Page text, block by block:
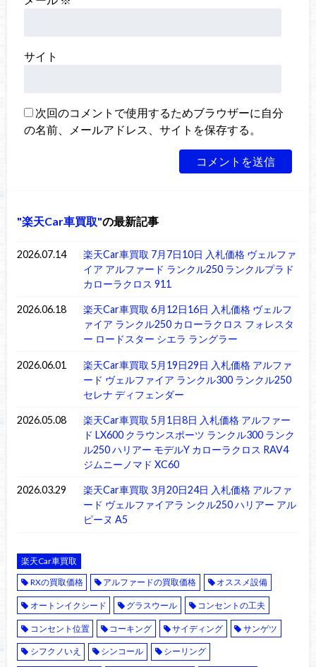
サイト
次回のコメントで使用するためブラウザーに自分
の名前、メールアドレス、サイトを保存する。
楽天Car車買取 の最新記事
2026.07.14
楽天Car車買取 7月7日10日 入札価格 ヴェルファ
イア アルファード ランクル250 ランクルプラド
カローラクロス 911
2026.06.18
楽天Car車買取 6月12日16日 入札価格 ヴェルフ
ァイア ランクル250 カローラクロス フォレスタ
ー ロードスター シエラ ラングラー
2026.06.01
楽天Car車買取 5月19日29日 入札価格 アルファ
ード ヴェルファイア ランクル300 ランクル250
セレナ ディフェンダー
2026.05.08
楽天Car車買取 5月1日8日 入札価格 アルファー
ド LX600 クラウンスポーツ ランクル300 ランク
ル250 ハリアー モデルY カローラクロス RAV4
ジムニーノマド XC60
2026.03.29
楽天Car車買取 3月20日24日 入札価格 アルファ
ード ヴェルファイアラ ンクル250 ハリアー アル
ピーヌ A5
楽天Car車買取
RXの買取価格
アルファードの買取価格 オススメ設備
オートンイクシード グラスウール コンセントの工夫
コンセント位置 コーキング サイディング サンゲツ
シフクノいえ シンコール シーリング